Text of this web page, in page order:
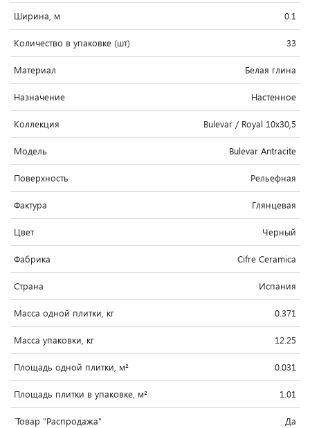
Ширина, м 0.1
Количество в упаковке (шт) 33
Материал Белая глина
Назначение Настенное
Коллекция Bulevar / Royal 10x30,5
Модель Bulevar Antracite
Поверхность Рельефная
Фактура Глянцевая
Цвет Черный
Фабрика Cifre Ceramica
Страна Испания
Масса одной плитки, кг 0.371
Масса упаковки, кг 12.25
Площадь одной плитки, м² 0.031
Площадь плитки в упаковке, м² 1.01
`Товар "Распродажа" Да